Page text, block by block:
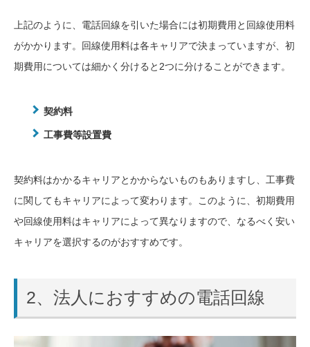
上記のように、電話回線を引いた場合には初期費用と回線使用料
がかかります。回線使用料は各キャリアで決まっていますが、初
期費用については細かく分けると2つに分けることができます。
契約料
工事費等設置費
契約料はかかるキャリアとかからないものもありますし、工事費
に関してもキャリアによって変わります。このように、初期費用
や回線使用料はキャリアによって異なりますので、なるべく安い
キャリアを選択するのがおすすめです。
2、法人におすすめの電話回線